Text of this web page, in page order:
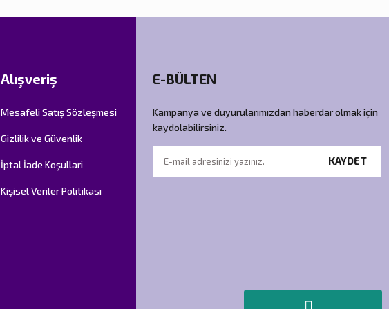
Alışveriş
Mesafeli Satış Sözleşmesi
Gizlilik ve Güvenlik
İptal İade Koşullari
Kişisel Veriler Politikası
E-BÜLTEN
Kampanya ve duyurularımızdan haberdar olmak için
kaydolabilirsiniz.
KAYDET